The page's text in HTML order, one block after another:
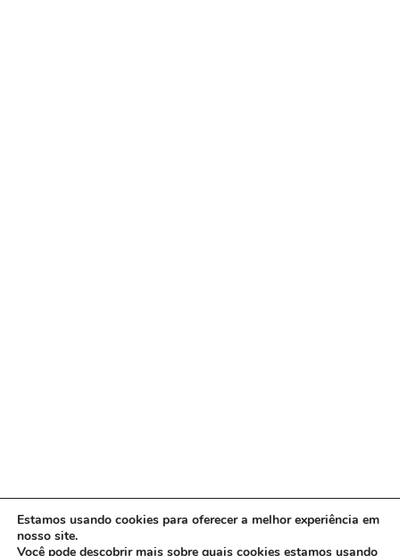
Estamos usando cookies para oferecer a melhor experiência em
nosso site.
Você pode descobrir mais sobre quais cookies estamos usando